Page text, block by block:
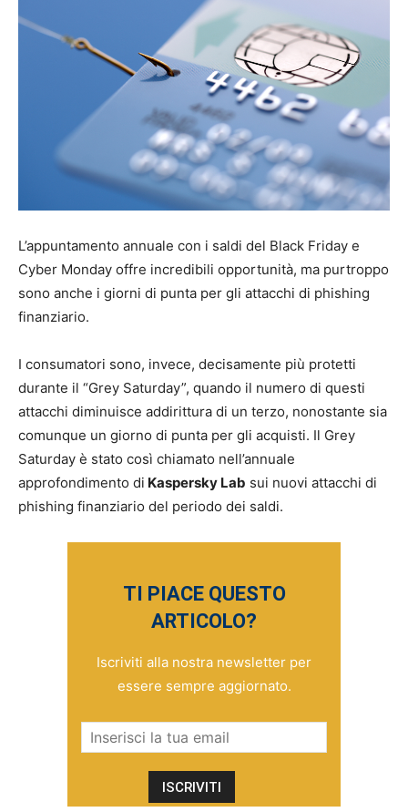
L’appuntamento annuale con i saldi del Black Friday e
Cyber Monday offre incredibili opportunità, ma purtroppo
sono anche i giorni di punta per gli attacchi di phishing
finanziario.
I consumatori sono, invece, decisamente più protetti
durante il “Grey Saturday”, quando il numero di questi
attacchi diminuisce addirittura di un terzo, nonostante sia
comunque un giorno di punta per gli acquisti. Il Grey
Saturday è stato così chiamato nell’annuale
approfondimento di Kaspersky Lab sui nuovi attacchi di
phishing finanziario del periodo dei saldi.
TI PIACE QUESTO
ARTICOLO?
Iscriviti alla nostra newsletter per
essere sempre aggiornato.